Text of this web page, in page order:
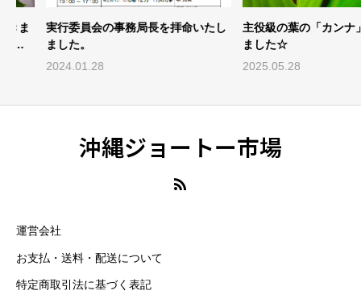
実行委員会の事務局長を拝命いたし
ました。
2024.01.28
主役級の葉の「カンナ」を
ました☆
2025.05.28
沖縄ジョートー市場
運営会社
お支払・送料・配送について
特定商取引法に基づく表記